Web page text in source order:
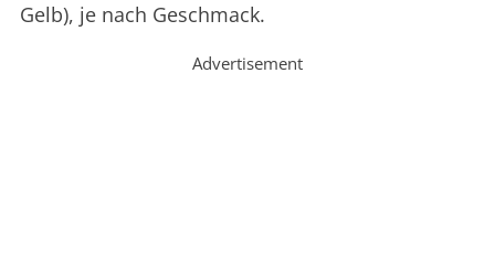
Gelb), je nach Geschmack.
Advertisement